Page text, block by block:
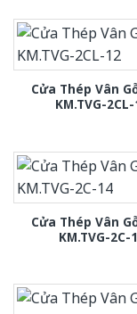
Cửa Thép Vân
KM.TVG-
Cửa Thép Vân
KM.TVG-2C-